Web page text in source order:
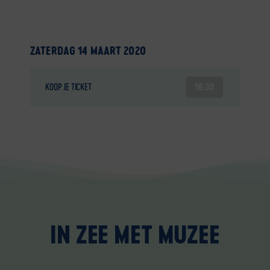
ZATERDAG 14 MAART 2020
KOOP JE TICKET
IN ZEE MET MUZEE